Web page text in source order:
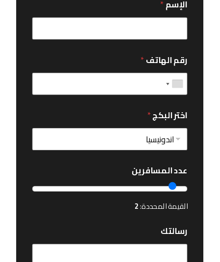
الإسم*
رقم الهاتف*
اختر البكج*
عدد المسافرين
القيمة المحددة:2
رسالتك